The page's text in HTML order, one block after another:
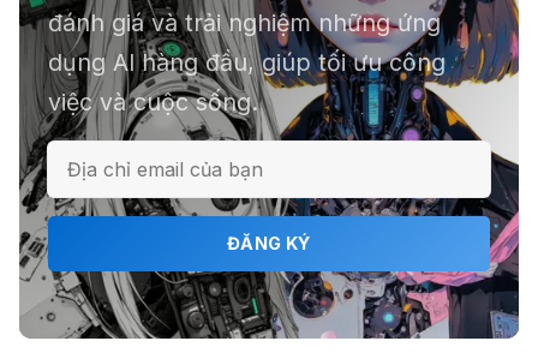
đánh giá và trải nghiệm những ứng
dụng AI hàng đầu, giúp tối ưu công
việc và cuộc sống.
ĐĂNG KÝ